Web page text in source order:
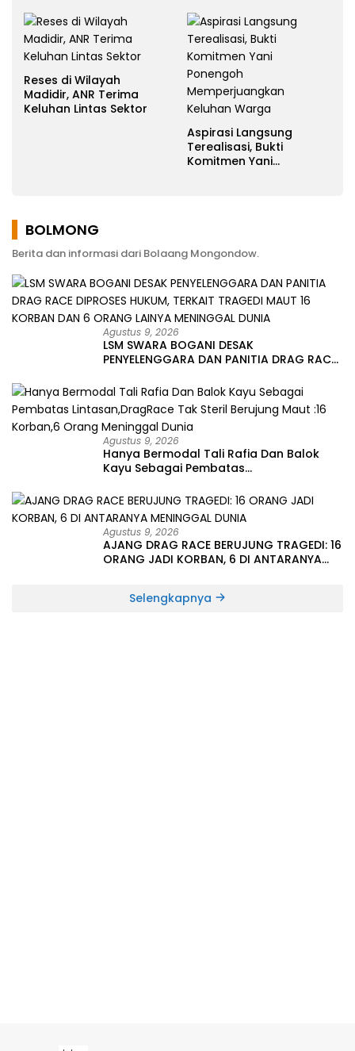
Reses di Wilayah
Madidir, ANR Terima
Keluhan Lintas Sektor
Aspirasi Langsung
Terealisasi, Bukti
Komitmen Yani
BOLMONG
Berita dan informasi dari Bolaang Mongondow.
Agustus 9, 2026
LSM SWARA BOGANI DESAK
PENYELENGGARA DAN PANITIA DRAG RACE
16 KORBAN DAN 6 ORANG LAINYA
MENINGGAL DUNIA
Agustus 9, 2026
Hanya Bermodal Tali Rafia Dan Balok
Kayu Sebagai Pembatas
Maut :16 Korban,6 Orang Meninggal
Dunia
Agustus 9, 2026
AJANG DRAG RACE BERUJUNG TRAGEDI: 16
ORANG JADI KORBAN, 6 DI ANTARANYA
Selengkapnya